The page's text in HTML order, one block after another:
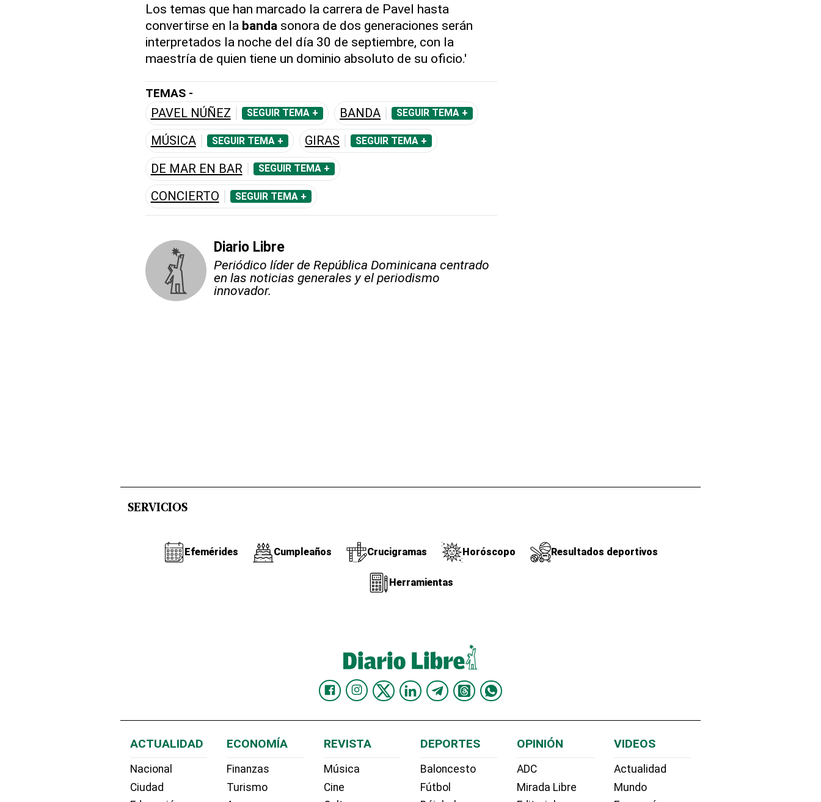
Los temas que han marcado la carrera de Pavel hasta
convertirse en la banda sonora de dos generaciones serán
interpretados la noche del día 30 de septiembre, con la
maestría de quien tiene un dominio absoluto de su oficio.'
TEMAS -
PAVEL NÚÑEZ SEGUIR TEMA + BANDA SEGUIR TEMA +
MÚSICA SEGUIR TEMA + GIRAS SEGUIR TEMA +
DE MAR EN BAR SEGUIR TEMA +
CONCIERTO SEGUIR TEMA +
Diario Libre
Periódico líder de República Dominicana centrado
en las noticias generales y el periodismo
innovador.
SERVICIOS
Efemérides Cumpleaños Crucigramas Horóscopo Resultados deportivos
Herramientas
ACTUALIDAD
Nacional
Ciudad
ECONOMÍA
Finanzas
Turismo
REVISTA
Música
Cine
DEPORTES
Baloncesto
Fútbol
OPINIÓN
ADC
Mirada Libre
VIDEOS
Actualidad
Mundo